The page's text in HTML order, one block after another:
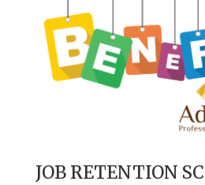
JOB RETENTION